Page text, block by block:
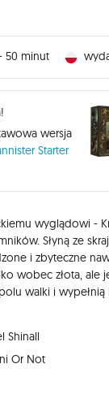
50 minut
wersja
Starter
wyglądowi -
Słyną ze
i zbyteczne
wobec złota, ale
Shinall
Or Not